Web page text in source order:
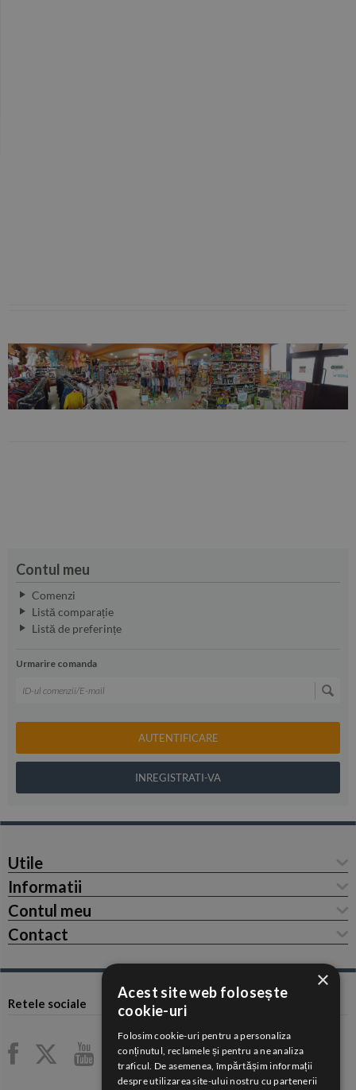
Contul meu
Comenzi
Listă comparație
Listă de preferințe
Urmarire comanda
AUTENTIFICARE
INREGISTRATI-VA
Utile
Informatii
Contul meu
Contact
Retele sociale
×
Acest site web folosește
cookie-uri
Folosim cookie-uri pentru a personaliza
conținutul, reclamele și pentru a ne analiza
traficul. De asemenea, împărtășim informații
despre utilizarea site-ului nostru cu partenerii